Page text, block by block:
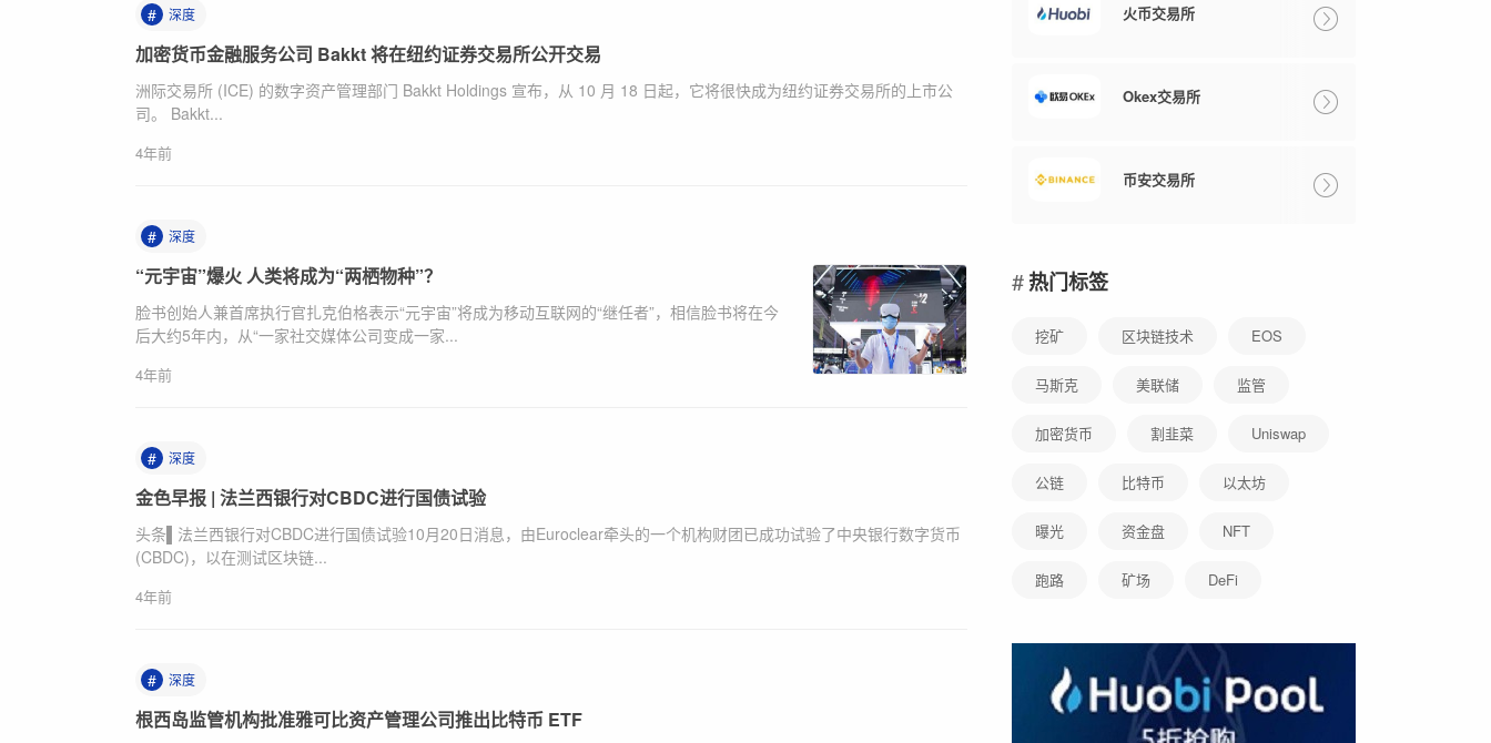
# 深度
加密货币金融服务公司 Bakkt 将在纽约证券交易所公开交易
洲际交易所 (ICE) 的数字资产管理部门 Bakkt Holdings 宣布，从 10 月 18 日起，它将很快成为纽约证券交易所的上市公
司。 Bakkt...
4年前
# 深度
“元宇宙”爆火 人类将成为“两栖物种”？
脸书创始人兼首席执行官扎克伯格表示“元宇宙”将成为移动互联网的“继任者”，相信脸书将在今
后大约5年内，从“一家社交媒体公司变成一家...
4年前
# 深度
金色早报 | 法兰西银行对CBDC进行国债试验
头条▌法兰西银行对CBDC进行国债试验10月20日消息，由Euroclear牵头的一个机构财团已成功试验了中央银行数字货币
(CBDC)，以在测试区块链...
4年前
# 深度
根西岛监管机构批准雅可比资产管理公司推出比特币 ETF
火币交易所
Okex交易所
币安交易所
热门标签
挖矿 区块链技术 EOS
马斯克 美联储 监管
加密货币 割韭菜 Uniswap
公链 比特币 以太坊
曝光 资金盘 NFT
跑路 矿场 DeFi